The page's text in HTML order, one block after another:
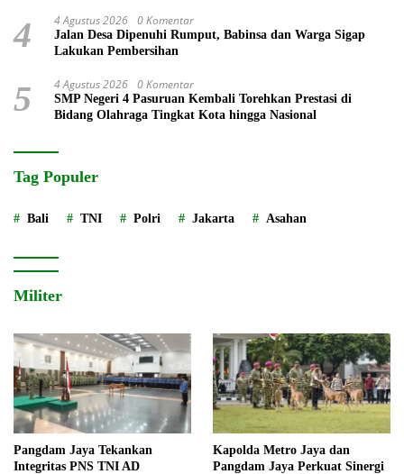
4 4 Agustus 2026 0 Komentar
Jalan Desa Dipenuhi Rumput, Babinsa dan Warga Sigap
Lakukan Pembersihan
5 4 Agustus 2026 0 Komentar
SMP Negeri 4 Pasuruan Kembali Torehkan Prestasi di
Bidang Olahraga Tingkat Kota hingga Nasional
Tag Populer
Bali TNI Polri Jakarta Asahan
Militer
Pangdam Jaya Tekankan
Integritas PNS TNI AD
Kapolda Metro Jaya dan
Pangdam Jaya Perkuat Sinergi